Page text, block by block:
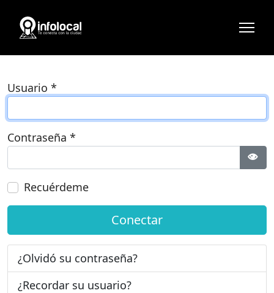
Usuario *
Contraseña *
Recuérdeme
Conectar
¿Olvidó su contraseña?
¿Recordar su usuario?